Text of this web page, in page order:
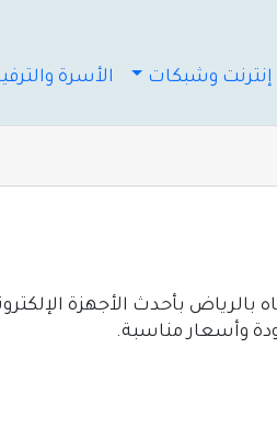
إنترنت وشبكات الأسرة
بأحدث الأجهزة
وأسعار مناسبة.